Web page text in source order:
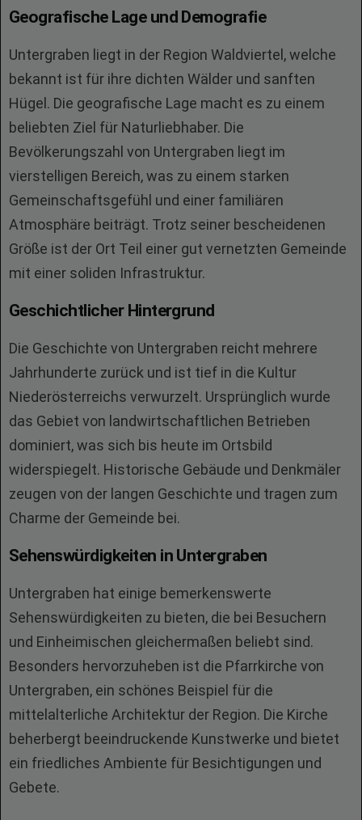
Geografische Lage und Demografie
Untergraben liegt in der Region Waldviertel, welche
bekannt ist für ihre dichten Wälder und sanften
Hügel. Die geografische Lage macht es zu einem
beliebten Ziel für Naturliebhaber. Die
Bevölkerungszahl von Untergraben liegt im
vierstelligen Bereich, was zu einem starken
Gemeinschaftsgefühl und einer familiären
Atmosphäre beiträgt. Trotz seiner bescheidenen
Größe ist der Ort Teil einer gut vernetzten Gemeinde
mit einer soliden Infrastruktur.
Geschichtlicher Hintergrund
Die Geschichte von Untergraben reicht mehrere
Jahrhunderte zurück und ist tief in die Kultur
Niederösterreichs verwurzelt. Ursprünglich wurde
das Gebiet von landwirtschaftlichen Betrieben
dominiert, was sich bis heute im Ortsbild
widerspiegelt. Historische Gebäude und Denkmäler
zeugen von der langen Geschichte und tragen zum
Charme der Gemeinde bei.
Sehenswürdigkeiten in Untergraben
Untergraben hat einige bemerkenswerte
Sehenswürdigkeiten zu bieten, die bei Besuchern
und Einheimischen gleichermaßen beliebt sind.
Besonders hervorzuheben ist die Pfarrkirche von
Untergraben, ein schönes Beispiel für die
mittelalterliche Architektur der Region. Die Kirche
beherbergt beeindruckende Kunstwerke und bietet
ein friedliches Ambiente für Besichtigungen und
Gebete.